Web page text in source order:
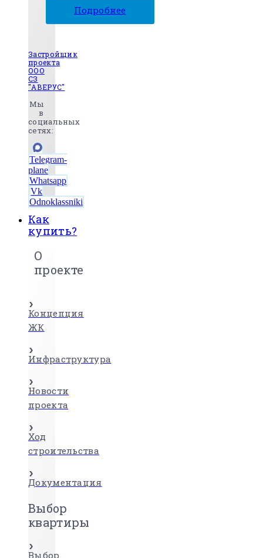
Подробнее
Застройщик
проекта
ООО
СЗ
"АВЕРУС"
Мы
в
социальных
сетях:
Telegram-
plane
Whatsapp
Vk
Odnoklassniki
Как
купить?
О
проекте
Концепция
ЖК
Инфраструктура
Новости
проекта
Ход
строительства
Документация
Выбор
квартиры
Выбор